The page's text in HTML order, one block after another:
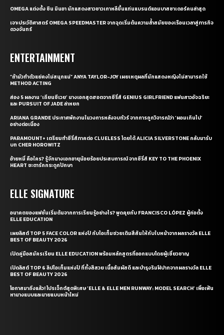
OMEGA แต่งตั้ง ชิน มินอา นักแสดงสาวชาวเกาหลีขึ้นแท่นแบรนด์แอมบาสซาเดอร์คนล่าสุด
เจาะประวัติศาสตร์ OMEGA SPEEDMASTER จากจุดเริ่มต้นความล้ำสมัยของเรือนเวลาสู่ภารกิจ
ดวงจันทร์
ENTERTAINMENT
“ถ้ามัวทำตัวแย่คงไม่สนุกแน่” ANYA TAYLOR-JOY เผยเหตุผลที่นักแสดงหญิงไม่สามารถใช้
METHOD ACTING
ส่อง 5 ผลงาน ‘เถียนซีเวย’ นางเอกสุดฮอตจากซีรี่ส์ GENIUS GIRLFRIEND แฟนสาวอัจฉริยะ
และ PURSUIT OF JADE ล่าหยก
ARIANA GRANDE ประกาศพักงานในวงการหลังจบทัวร์ จากการถูกวิจารณ์ว่า ‘ผอมเกินไป’
อย่างต่อเนื่อง
PARAMOUNT+ เตรียมทำซีรี่ส์ภาคต่อ CLUELESS โดยได้ ALICIA SILVERSTONE กลับมารับ
บท CHER HOROWITZ
อ้ายหมี่ คือใคร? รู้จักนางเอกอายุน้อยร้อยประสบการณ์ จากซีรี่ส์ KEY TO THE PHOENIX
HEART ชะตารักกระดูกปักษา
ELLE SIGNATURE
อนาคตของแฟชั่นเริ่มต้นจากการเรียนรู้อย่างไร? พูดคุยกับ FRANCISCO LÓPEZ ผู้ก่อตั้ง
ELLE EDUCATION
เผยลิสต์ TOP 5 FACE COLOR แห่งปี กับไอเท็มช่วยเติมสีสันให้กับใบหน้าจากผลรางวัล ELLE
BEST OF BEAUTY 2026
เปิดคู่มือสมัครเรียน ELLE EDUCATION พร้อมหลักสูตรที่ออกแบบโดยผู้เชี่ยวชาญ
เปิดลิสต์ TOP 6 ลิปไอเท็มแห่งปี ที่ทั้งสีสวย เนื้อสัมผัสดี และบำรุงริมฝีปากจากผลรางวัล ELLE
BEST OF BEAUTY 2026
โอกาสมาถึงแล้ว! โปรเจ็กต์สุดพิเศษ ‘ELLE & ELLE MEN RUNWAY: MODEL SEARCH’ เพื่อเฟ้น
หานางแบบและนายแบบหน้าใหม่